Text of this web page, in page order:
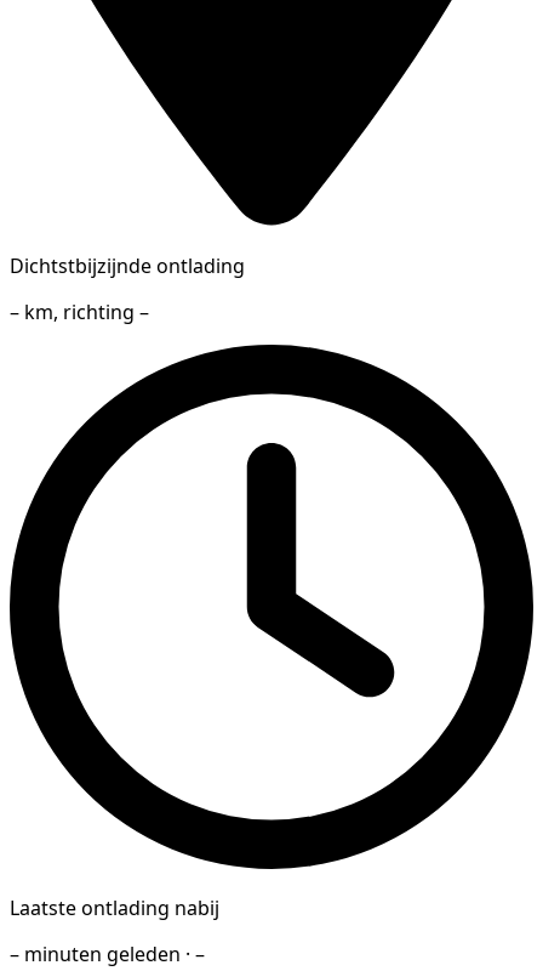
Dichtstbijzijnde ontlading
– km, richting –
Laatste ontlading nabij
– minuten geleden · –